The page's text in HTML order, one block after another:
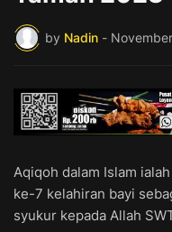
by Nadin -
Aqiqoh dalam Islam
ke-7 kelahiran bayi
syukur kepada Allah